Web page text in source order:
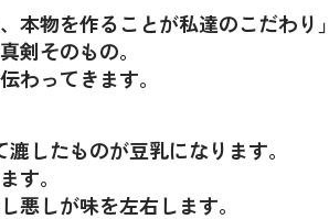
本物を作ることが私達のこだわり」
剣そのもの。
わってきます。
したものが豆乳になります。
す。
悪しが味を左右します。